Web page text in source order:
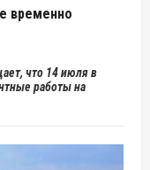
временно
что 14июля в
работы на